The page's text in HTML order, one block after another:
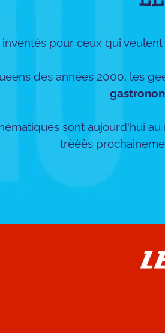
pour ceux qui veulent
des années 2000, les
sont aujourd'hui
trèèès